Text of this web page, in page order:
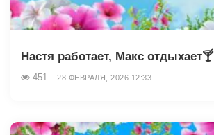
Настя работает, Макс отдыхает🍸
451 28 ФЕВРАЛЯ, 2026 12:33